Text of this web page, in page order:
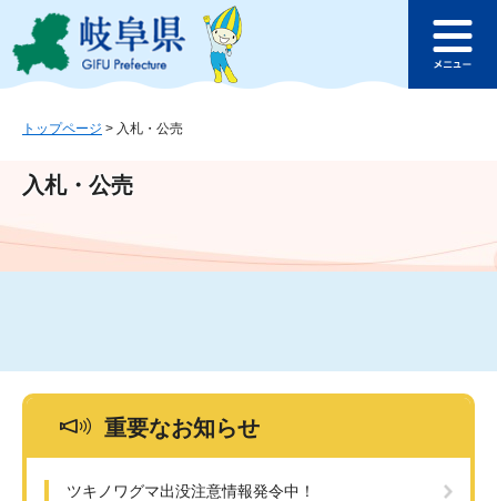
ジ
ュ
文
このページの本文へ
ュ
トップページ > 入札・公売
入札・公売
重要なお知らせ
ツキノワグマ出没注意情報発令中！